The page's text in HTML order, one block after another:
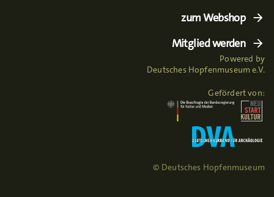
zum Webshop
Mitglied werden
Powered by
Deutsches Hopfenmuseum e.V.
Gefördert von:
© Deutsches Hopfenmuseum